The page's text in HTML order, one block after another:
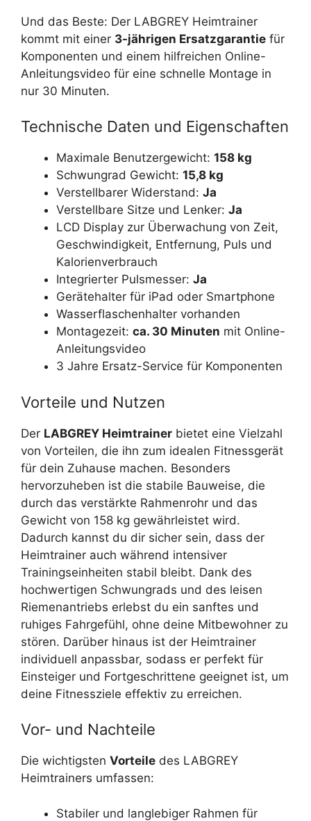
Und das Beste: Der LABGREY Heimtrainer
kommt mit einer 3-jährigen Ersatzgarantie für
Komponenten und einem hilfreichen Online-
Anleitungsvideo für eine schnelle Montage in
nur 30 Minuten.
Technische Daten und Eigenschaften
Maximale Benutzergewicht: 158 kg
Schwungrad Gewicht: 15,8 kg
Verstellbarer Widerstand: Ja
Verstellbare Sitze und Lenker: Ja
LCD Display zur Überwachung von Zeit,
Geschwindigkeit, Entfernung, Puls und
Kalorienverbrauch
Integrierter Pulsmesser: Ja
Gerätehalter für iPad oder Smartphone
Wasserflaschenhalter vorhanden
Montagezeit: ca. 30 Minuten mit Online-
Anleitungsvideo
3 Jahre Ersatz-Service für Komponenten
Vorteile und Nutzen
Der LABGREY Heimtrainer bietet eine Vielzahl
von Vorteilen, die ihn zum idealen Fitnessgerät
für dein Zuhause machen. Besonders
hervorzuheben ist die stabile Bauweise, die
durch das verstärkte Rahmenrohr und das
Gewicht von 158 kg gewährleistet wird.
Dadurch kannst du dir sicher sein, dass der
Heimtrainer auch während intensiver
Trainingseinheiten stabil bleibt. Dank des
hochwertigen Schwungrads und des leisen
Riemenantriebs erlebst du ein sanftes und
ruhiges Fahrgefühl, ohne deine Mitbewohner zu
stören. Darüber hinaus ist der Heimtrainer
individuell anpassbar, sodass er perfekt für
Einsteiger und Fortgeschrittene geeignet ist, um
deine Fitnessziele effektiv zu erreichen.
Vor- und Nachteile
Die wichtigsten Vorteile des LABGREY
Heimtrainers umfassen:
Stabiler und langlebiger Rahmen für